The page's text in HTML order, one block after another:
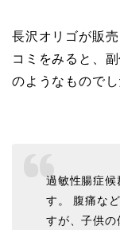
長沢オリゴが販
コミをみると、
のようなものでし
過敏性腸症候
す。 腹痛な
すが、子供の